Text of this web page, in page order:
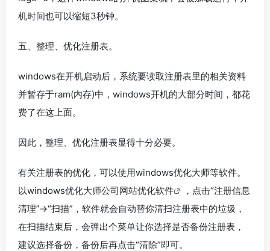
机时间也可以缩短3秒钟。
五、整理、优化注册表。
windows在开机启动后，系统要读取注册表里的相关资料
并暂存于ram(内存)中，windows开机的大部分时间，都花
费了在这上面。
因此，整理、优化注册表显得十分必要。
有关注册表的优化，可以使用windows优化大师等软件。
以windows优化大师公司网站优化软件
，点击“注册信息
清理”→“扫描”，软件就会自动替你清扫注册表中的垃圾，
在扫描结束后，会弹出个菜单让你选择是否备份注册表，
建议选择备份，备份后再点击“清除”即可。